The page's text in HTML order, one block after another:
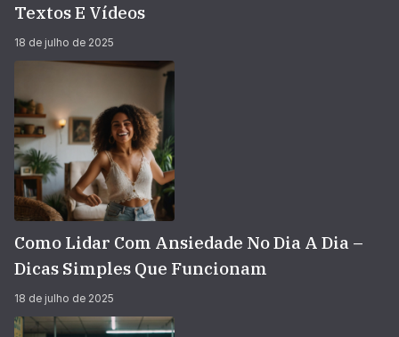
Textos E Vídeos
18 de julho de 2025
Como Lidar Com Ansiedade No Dia A Dia –
Dicas Simples Que Funcionam
18 de julho de 2025